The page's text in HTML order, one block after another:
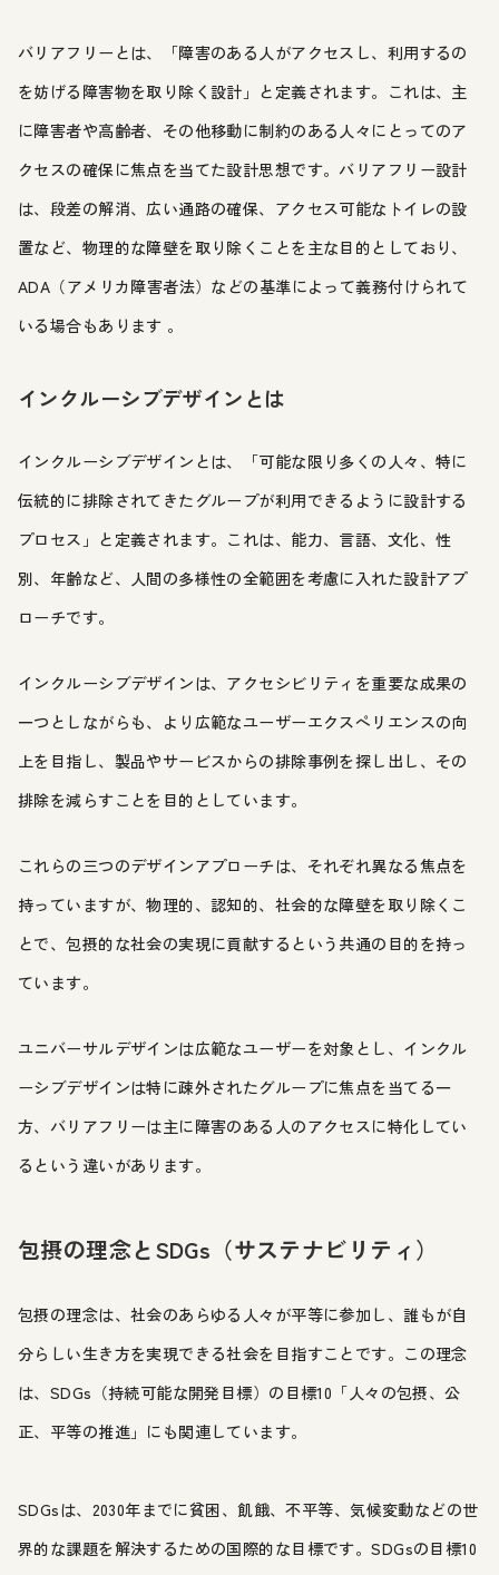
バリアフリーとは、「障害のある人がアクセスし、利用するの
を妨げる障害物を取り除く設計」と定義されます。これは、主
に障害者や高齢者、その他移動に制約のある人々にとってのア
クセスの確保に焦点を当てた設計思想です。バリアフリー設計
は、段差の解消、広い通路の確保、アクセス可能なトイレの設
置など、物理的な障壁を取り除くことを主な目的としており、
ADA（アメリカ障害者法）などの基準によって義務付けられて
いる場合もあります 。
インクルーシブデザインとは
インクルーシブデザインとは、「可能な限り多くの人々、特に
伝統的に排除されてきたグループが利用できるように設計する
プロセス」と定義されます。これは、能力、言語、文化、性
別、年齢など、人間の多様性の全範囲を考慮に入れた設計アプ
ローチです。
インクルーシブデザインは、アクセシビリティを重要な成果の
一つとしながらも、より広範なユーザーエクスペリエンスの向
上を目指し、製品やサービスからの排除事例を探し出し、その
排除を減らすことを目的としています。
これらの三つのデザインアプローチは、それぞれ異なる焦点を
持っていますが、物理的、認知的、社会的な障壁を取り除くこ
とで、包摂的な社会の実現に貢献するという共通の目的を持っ
ています。
ユニバーサルデザインは広範なユーザーを対象とし、インクル
ーシブデザインは特に疎外されたグループに焦点を当てる一
方、バリアフリーは主に障害のある人のアクセスに特化してい
るという違いがあります。
包摂の理念とSDGs（サステナビリティ）
包摂の理念は、社会のあらゆる人々が平等に参加し、誰もが自
分らしい生き方を実現できる社会を目指すことです。この理念
は、SDGs（持続可能な開発目標）の目標10「人々の包摂、公
正、平等の推進」にも関連しています。
SDGsは、2030年までに貧困、飢餓、不平等、気候変動などの世
界的な課題を解決するための国際的な目標です。SDGsの目標10